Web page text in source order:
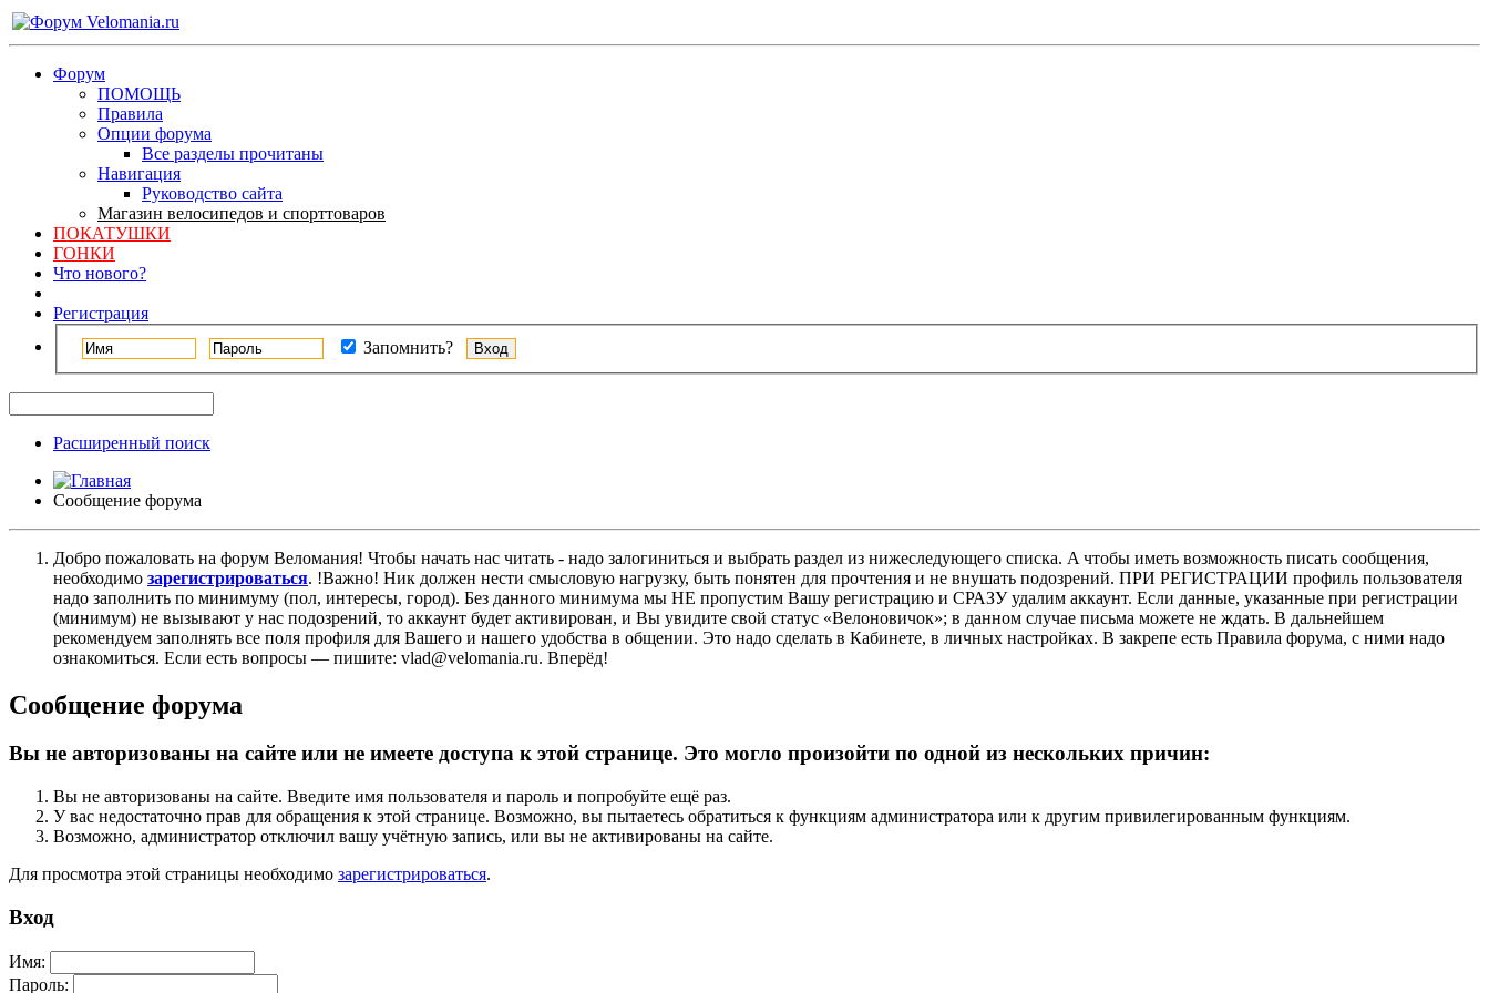
Форум
ПОМОЩЬ
Правила
Опции форума
Все разделы прочитаны
Навигация
Руководство сайта
Магазин велосипедов и спорттоваров
ПОКАТУШКИ
ГОНКИ
Что нового?
Регистрация
Запомнить?
Расширенный поиск
Сообщение форума
Добро пожаловать на форум Веломания! Чтобы начать нас читать - надо залогиниться и выбрать раздел из нижеследующего списка. A чтобы иметь возможность писать сообщения,
необходимо зарегистрироваться. !Важно! Ник должен нести смысловую нагрузку, быть понятен для прочтения и не внушать подозрений. ПРИ РЕГИСТРАЦИИ профиль пользователя
надо заполнить по минимуму (пол, интересы, город). Без данного минимума мы НЕ пропустим Вашу регистрацию и СРАЗУ удалим аккаунт. Если данные, указанные при регистрации
(минимум) не вызывают у нас подозрений, то аккаунт будет активирован, и Вы увидите свой статус «Велоновичок»; в данном случае письма можете не ждать. В дальнейшем
рекомендуем заполнять все поля профиля для Вашего и нашего удобства в общении. Это надо сделать в Кабинете, в личных настройках. В закрепе есть Правила форума, с ними надо
ознакомиться. Если есть вопросы — пишите: vlad@velomania.ru. Вперёд!
Сообщение форума
Вы не авторизованы на сайте или не имеете доступа к этой странице. Это могло произойти по одной из нескольких причин:
Вы не авторизованы на сайте. Введите имя пользователя и пароль и попробуйте ещё раз.
У вас недостаточно прав для обращения к этой странице. Возможно, вы пытаетесь обратиться к функциям администратора или к другим привилегированным функциям.
Возможно, администратор отключил вашу учётную запись, или вы не активированы на сайте.
Для просмотра этой страницы необходимо зарегистрироваться.
Вход
Имя:
Пароль: